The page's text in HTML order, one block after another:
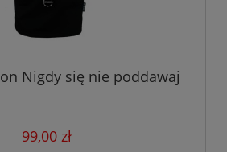
Nigdy się nie poddawaj
99,00 zł